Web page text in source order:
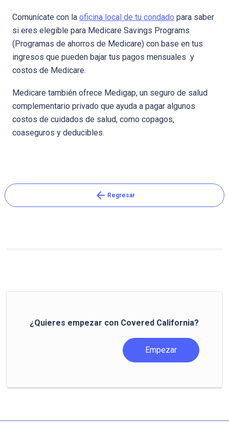
Comunícate con la oficina local de tu condado para saber
si eres elegible para Medicare Savings Programs
(Programas de ahorros de Medicare) con base en tus
ingresos que pueden bajar tus pagos mensuales y
costos de Medicare.
Medicare también ofrece Medigap, un seguro de salud
complementario privado que ayuda a pagar algunos
costos de cuidados de salud, como copagos,
coaseguros y deducibles.
arrow_back Regresar
¿Quieres empezar con Covered California?
Empezar